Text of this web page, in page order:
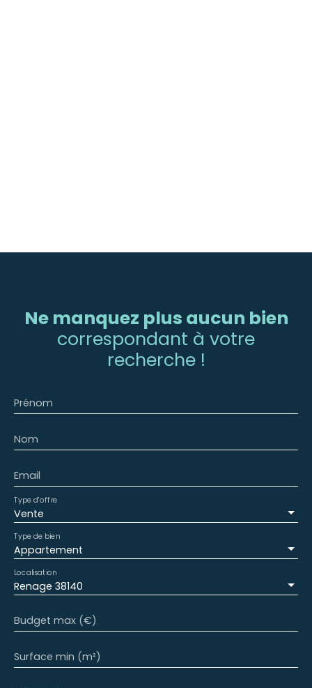
Ne manquez plus aucun bien
correspondant à votre
recherche !
Prénom
Nom
Email
Vente
Type d'offre
Appartement
Type de bien
Renage 38140
Localisation
Budget max (€)
Surface min (m²)